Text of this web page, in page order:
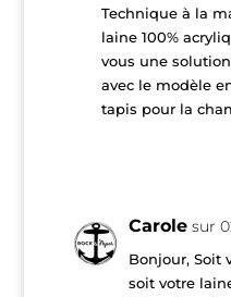
Technique à la
laine 100%
vous une
avec le modèle
tapis pour la
Carole sur
Bonjour, Soit
soit votre